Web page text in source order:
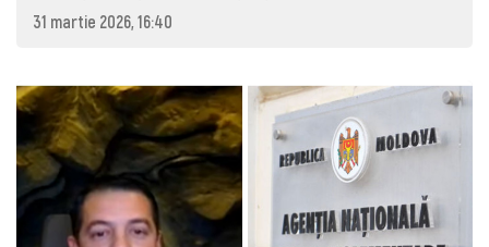
31 martie 2026, 16:40